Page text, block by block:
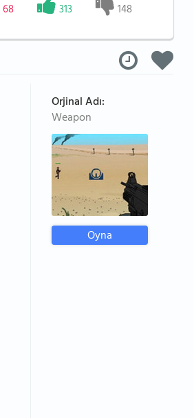
68 313 148
Orjinal Adı:
Weapon
Oyna